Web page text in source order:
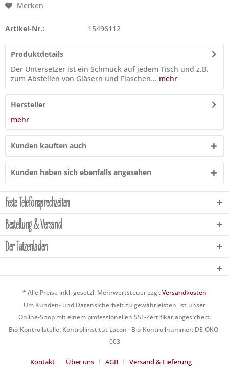
Merken
Artikel-Nr.: 15496112
Produktdetails
Der Untersetzer ist ein Schmuck auf jedem Tisch und z.B.
zum Abstellen von Gläsern und Flaschen... mehr
Hersteller
mehr
Kunden kauften auch
Kunden haben sich ebenfalls angesehen
Feste Telefonsprechzeiten
Bestellung & Versand
Der Tatzenladen
* Alle Preise inkl. gesetzl. Mehrwertsteuer zzgl.Versandkosten
Um Kunden- und Datensicherheit zu gewährleisten, ist unser
Online-Shop mit einem professionellen SSL-Zertifikat abgesichert.
Bio-Kontrollstelle: Kontrollinstitut Lacon · Bio-Kontrollnummer: DE-ÖKO-
003
Kontakt Über uns AGB Versand & Lieferung